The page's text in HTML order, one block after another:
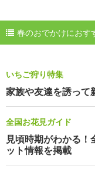
春のおでかけにおす
いちご狩り特集
家族や友達を誘って
全国お花見ガイド
見頃時期がわかる
ット情報を掲載